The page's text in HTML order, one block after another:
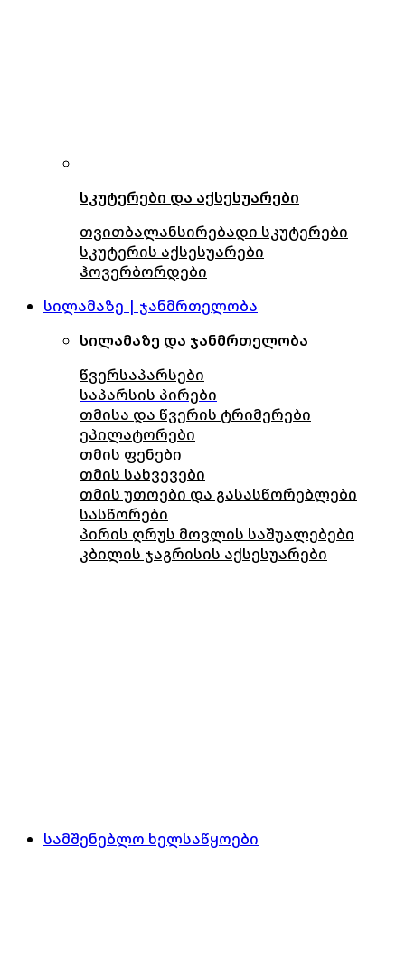
სკუტერები და აქსესუარები
თვითბალანსირებადი სკუტერები
სკუტერის აქსესუარები
ჰოვერბორდები
სილამაზე | ჯანმრთელობა
სილამაზე და ჯანმრთელობა
წვერსაპარსები
საპარსის პირები
თმისა და წვერის ტრიმერები
ეპილატორები
თმის ფენები
თმის სახვევები
თმის უთოები და გასასწორებლები
სასწორები
პირის ღრუს მოვლის საშუალებები
კბილის ჯაგრისის აქსესუარები
სამშენებლო ხელსაწყოები